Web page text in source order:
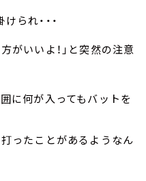
られ・・・
がいいよ！」と突然の注意
に何が入ってもバットを
ったことがあるようなん